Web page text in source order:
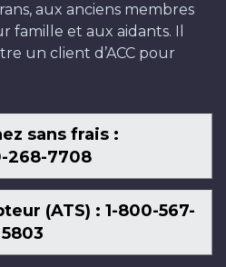
aux anciens membres
famille et aux aidants. Il
un client d’ACC pour
sans frais :
268-7708
(ATS) : 1-800-567-
5803